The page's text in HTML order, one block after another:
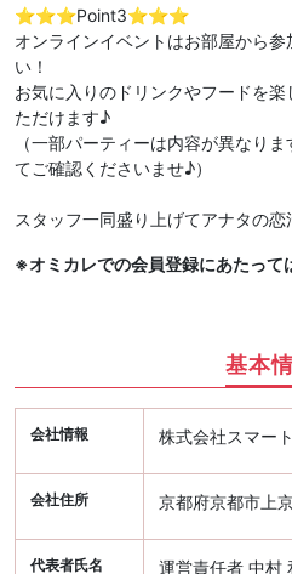
⭐️⭐️⭐️Point3⭐️⭐️⭐️
オンラインイベントはお部屋から
い！
お気に入りのドリンクやフードを
ただけます♪
（一部パーティーは内容が異なり
てご確認くださいませ♪）
スタッフ一同盛り上げてアナタの恋
※オミカレでの会員登録にあたって
基本
会社情報 株式会社スマー
会社住所 京都府京都市上
代表者氏名 運営責任者 中村